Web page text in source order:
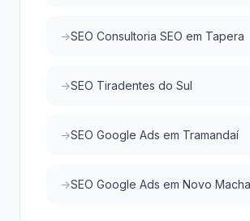
SEO Consultoria SEO em Tapera
SEO Tiradentes do Sul
SEO Google Ads em Tramandaí
SEO Google Ads em Novo